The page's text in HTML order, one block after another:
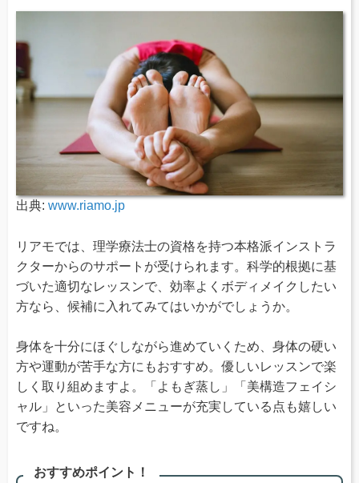
出典: www.riamo.jp
リアモでは、理学療法士の資格を持つ本格派インストラ
クターからのサポートが受けられます。科学的根拠に基
づいた適切なレッスンで、効率よくボディメイクしたい
方なら、候補に入れてみてはいかがでしょうか。
身体を十分にほぐしながら進めていくため、身体の硬い
方や運動が苦手な方にもおすすめ。優しいレッスンで楽
しく取り組めますよ。「よもぎ蒸し」「美構造フェイシ
ャル」といった美容メニューが充実している点も嬉しい
ですね。
おすすめポイント！